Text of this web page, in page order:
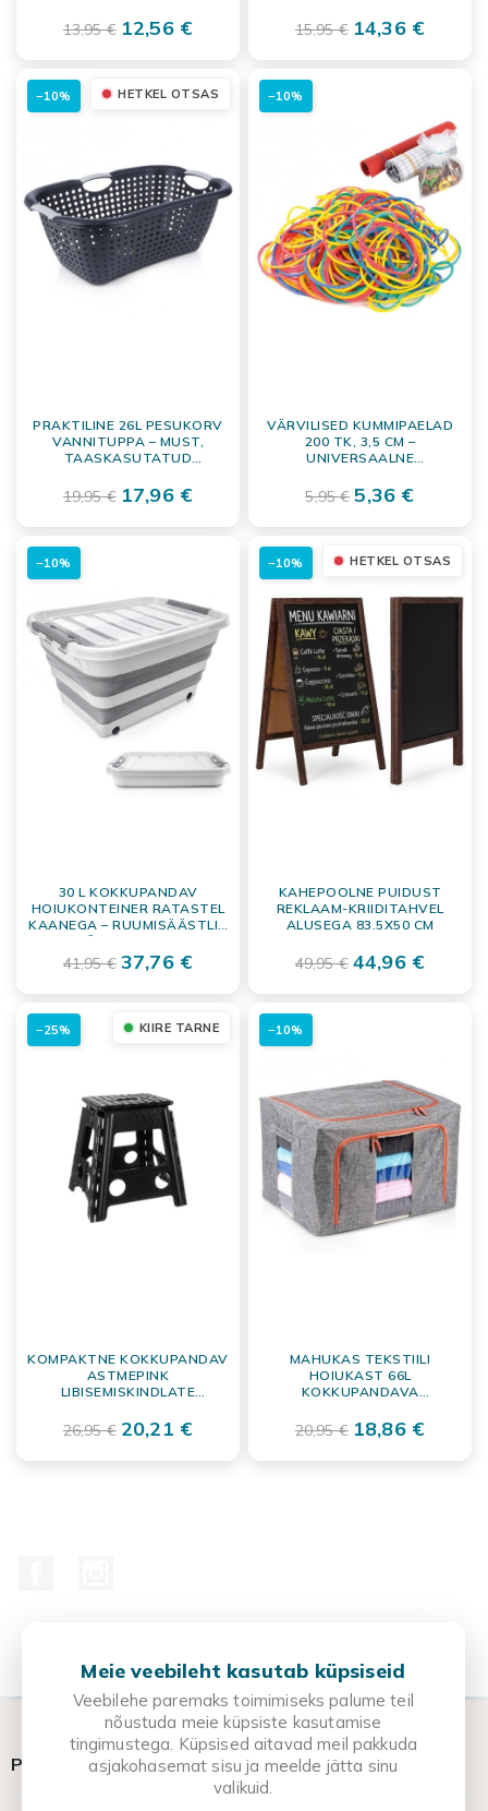
13,95 € 12,56 € 15,95 € 14,36 €
HETKEL OTSAS
PRAKTILINE 26L PESUKORV
VANNITUPPA – MUST,
TAASKASUTATUD
KÄEPIDEMEGA
19,95 € 17,96 €
−10%
VÄRVILISED KUMMIPAELAD
200 TK, 3,5 CM –
UNIVERSAALNE
5,95 € 5,36 €
−10%
30 L KOKKUPANDAV
HOIUKONTEINER RATASTEL
KAANEGA – RUUMISÄÄSTLIK
SÄILITUSKAST
41,95 € 37,76 €
−10% HETKEL OTSAS
KAHEPOOLNE PUIDUST
REKLAAM-KRIIDITAHVEL
ALUSEGA 83.5X50 CM
49,95 € 44,96 €
−10%
KIIRE TARNE
KOMPAKTNE KOKKUPANDAV
ASTMEPINK
LIBISEMISKINDLATE
KANDEVÕIME 100 KG
26,95 € 20,21 €
−25%
MAHUKAS TEKSTIILI
HOIUKAST 66L
KOKKUPANDAVA
20,95 € 18,86 €
−10%
POPULAARSEMAD KATEGOORIAD
Meie veebileht kasutab küpsiseid
Veebilehe paremaks toimimiseks palume teil
nõustuda meie küpsiste kasutamise
tingimustega. Küpsised aitavad meil pakkuda
asjakohasemat sisu ja meelde jätta sinu
valikuid.